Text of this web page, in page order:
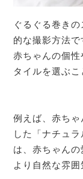
ぐるぐる巻き
的な撮影方法で
赤ちゃんの個
タイルを選ぶこ
例えば、赤ち
した「ナチュ
は、赤ちゃんの
より自然な雰囲